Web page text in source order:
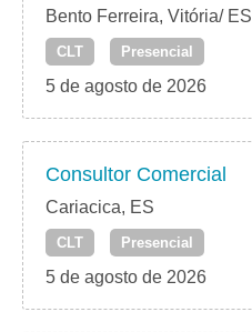
Bento Ferreira, Vitória/ ES
CLT Presencial
5 de agosto de 2026
Consultor Comercial
Cariacica, ES
CLT Presencial
5 de agosto de 2026